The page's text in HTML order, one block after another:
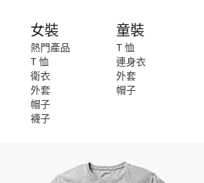
女裝
熱門產品
T 恤
衛衣
外套
帽子
襪子
童裝
T 恤
連身衣
外套
帽子